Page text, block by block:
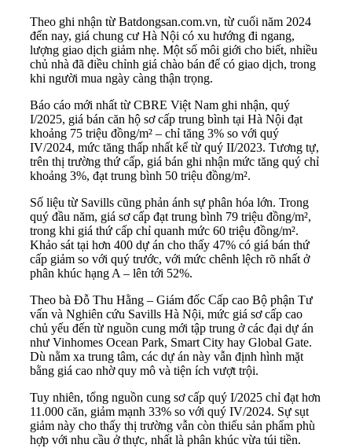
Theo ghi nhận từ Batdongsan.com.vn, từ cuối năm 2024
đến nay, giá chung cư Hà Nội có xu hướng đi ngang,
lượng giao dịch giảm nhẹ. Một số môi giới cho biết, nhiều
chủ nhà đã điều chỉnh giá chào bán để có giao dịch, trong
khi người mua ngày càng thận trọng.
Báo cáo mới nhất từ CBRE Việt Nam ghi nhận, quý
I/2025, giá bán căn hộ sơ cấp trung bình tại Hà Nội đạt
khoảng 75 triệu đồng/m² – chỉ tăng 3% so với quý
IV/2024, mức tăng thấp nhất kể từ quý II/2023. Tương tự,
trên thị trường thứ cấp, giá bán ghi nhận mức tăng quý chỉ
khoảng 3%, đạt trung bình 50 triệu đồng/m².
Số liệu từ Savills cũng phản ánh sự phân hóa lớn. Trong
quý đầu năm, giá sơ cấp đạt trung bình 79 triệu đồng/m²,
trong khi giá thứ cấp chỉ quanh mức 60 triệu đồng/m².
Khảo sát tại hơn 400 dự án cho thấy 47% có giá bán thứ
cấp giảm so với quý trước, với mức chênh lệch rõ nhất ở
phân khúc hạng A – lên tới 52%.
Theo bà Đỗ Thu Hằng – Giám đốc Cấp cao Bộ phận Tư
vấn và Nghiên cứu Savills Hà Nội, mức giá sơ cấp cao
chủ yếu đến từ nguồn cung mới tập trung ở các đại dự án
như Vinhomes Ocean Park, Smart City hay Global Gate.
Dù nằm xa trung tâm, các dự án này vẫn định hình mặt
bằng giá cao nhờ quy mô và tiện ích vượt trội.
Tuy nhiên, tổng nguồn cung sơ cấp quý I/2025 chỉ đạt hơn
11.000 căn, giảm mạnh 33% so với quý IV/2024. Sự sụt
giảm này cho thấy thị trường vẫn còn thiếu sản phẩm phù
hợp với nhu cầu ở thực, nhất là phân khúc vừa túi tiền.